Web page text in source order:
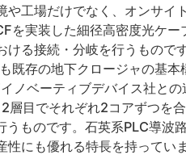
や工場だけでなく、オンサイ
を実装した細径高密度光ケ
ける接続・分岐を行うもの
既存の地下クロージャの基本
ノベーティブデバイス社と
層目でそれぞれ2コアずつを
ものです。石英系PLC導波
にも優れる特長を持っていま